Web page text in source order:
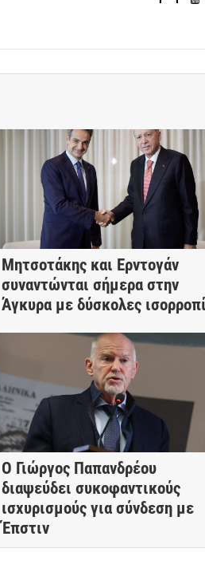
Μητσοτάκης και Ερντογάν
συναντώνται σήμερα στην
Άγκυρα με δύσκολες
Ο Γιώργος Παπανδρέου
διαψεύδει συκοφαντικούς
ισχυρισμούς για σύνδεση με
Έπστιν